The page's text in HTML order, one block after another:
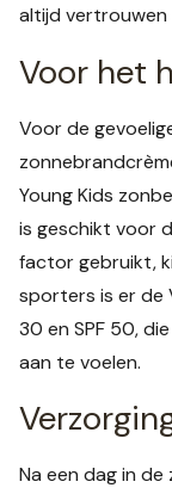
altijd vertrouwen
Voor het
Voor de
Young Kids
is geschikt voor
factor gebruikt,
sporters is er de
30 en SPF 50,
aan te voelen.
Na een dag in